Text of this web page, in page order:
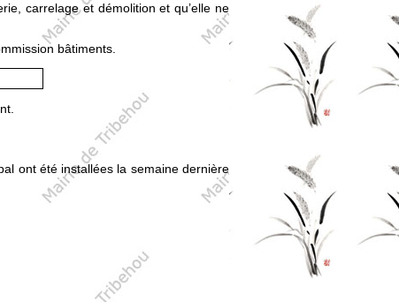
carrelage et démolition et qu’elle ne
bâtiments.
ont été installées la semaine dernière